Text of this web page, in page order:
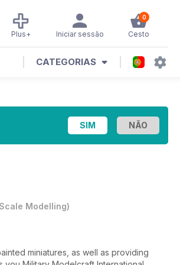
0
Cesto
Iniciar sessão
Plus+
CATEGORIAS
Modelling)
miniatures, as well as providing